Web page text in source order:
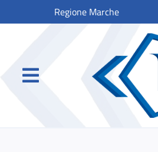
Regione Marche